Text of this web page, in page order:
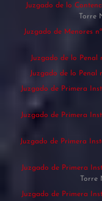
Juzgado de lo
Torre
Juzgado de Menores
Juzgado de lo Penal
Juzgado de lo Penal
Juzgado de Primera
Juzgado de Primera
Juzgado de Primera
Juzgado de Primera
Torre
Juzgado de Primera